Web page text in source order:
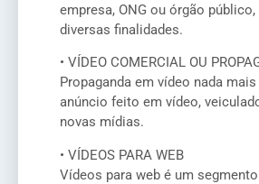
empresa, ONG ou órgão
diversas finalidades.
• VÍDEO COMERCIAL OU
Propaganda em vídeo nada
anúncio feito em vídeo,
novas mídias.
• VÍDEOS PARA WEB
Vídeos para web é um